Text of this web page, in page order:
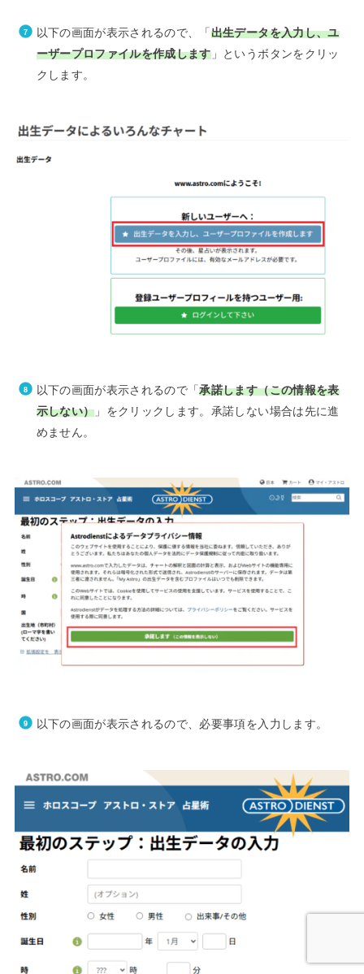
以下の画面が表示されるので、「出生データを入力し、ユ
ーザープロファイルを作成します」というボタンをクリッ
クします。
以下の画面が表示されるので「承諾します（この情報を表
示しない） 」をクリックします。承諾しない場合は先に進
めません。
以下の画面が表示されるので、必要事項を入力します。